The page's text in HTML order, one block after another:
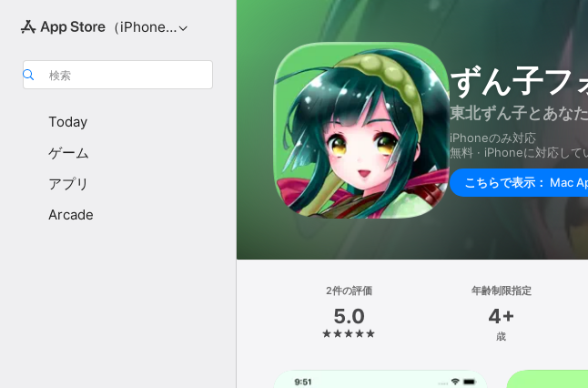
（iPhone向け）
検索
Today
ゲーム
アプリ
Arcade
ずん子フ
東北ずん子とあな
iPhoneのみ対応
無料 · iPhoneに対応して
こちらで表示： Mac
2件の評価
5.0
年齢制限指定
4+
歳